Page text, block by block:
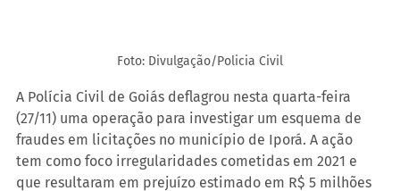
Foto: Divulgação/Policia Civil
A Polícia Civil de Goiás deflagrou nesta quarta-feira
(27/11) uma operação para investigar um esquema de
fraudes em licitações no município de Iporá. A ação
tem como foco irregularidades cometidas em 2021 e
que resultaram em prejuízo estimado em R$ 5 milhões